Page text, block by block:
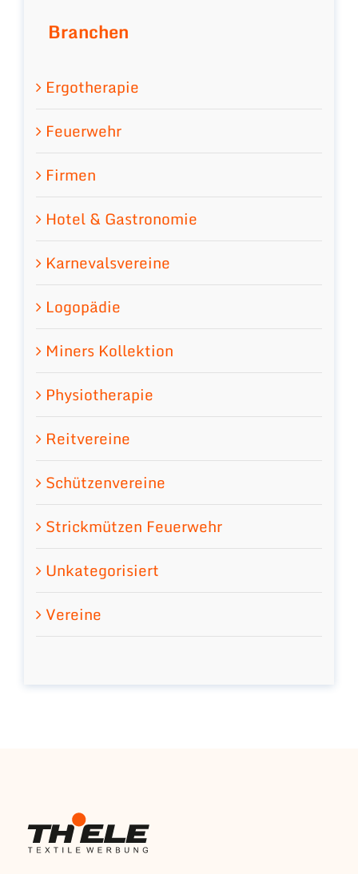
Branchen
Ergotherapie
Feuerwehr
Firmen
Hotel & Gastronomie
Karnevalsvereine
Logopädie
Miners Kollektion
Physiotherapie
Reitvereine
Schützenvereine
Strickmützen Feuerwehr
Unkategorisiert
Vereine